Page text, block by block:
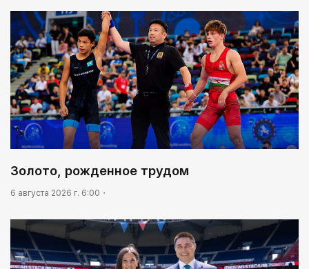
Золото, рожденное трудом
Золото, рожденное трудом
6 августа 2026 г. 6:00